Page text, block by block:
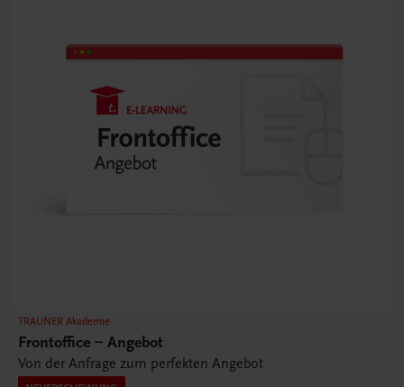
TRAUNER Akademie
Frontoffice – Angebot
Von der Anfrage zum perfekten Angebot